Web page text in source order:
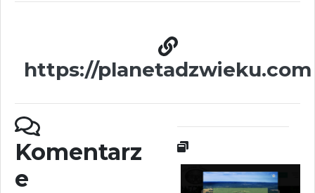
https://planetadzwieku.com
Komentarz
e